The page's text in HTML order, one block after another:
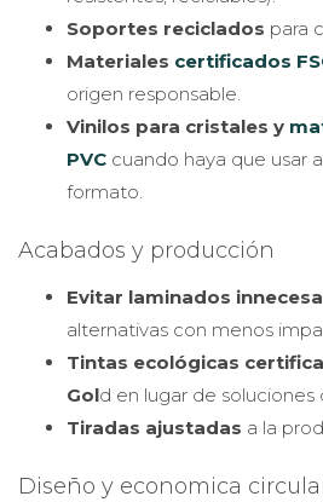
Soportes reciclados para
Materiales certificados
origen responsable.
Vinilos para cristales y
PVC cuando haya que usar
formato.
Acabados y producción
Evitar laminados
alternativas con menos
Tintas ecológicas
Gold en lugar de soluciones
Tiradas ajustadas a la
Diseño y economica